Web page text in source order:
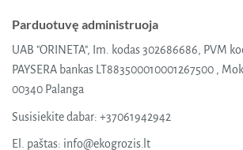
Parduotuvę administruoja
UAB "ORINETA", Im. kodas 302686686, PVM
PAYSERA bankas LT883500010001267500 ,
00340 Palanga
Susisiekite dabar: +37061942942
El. paštas: info@ekogrozis.lt